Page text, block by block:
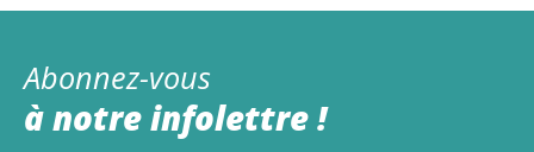
Abonnez-vous
à notre infolettre !